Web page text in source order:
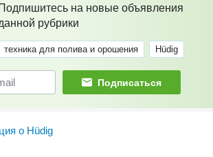
Подпишитесь на новые объявления
рубрики
техника для полива и орошения Hüdig
Подписаться
о Hüdig